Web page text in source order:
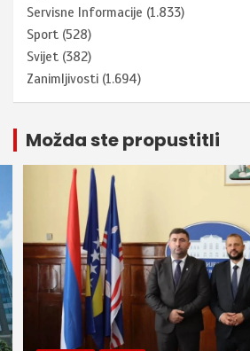
Servisne Informacije (1.833)
Sport (528)
Svijet (382)
Zanimljivosti (1.694)
Možda ste propustitli